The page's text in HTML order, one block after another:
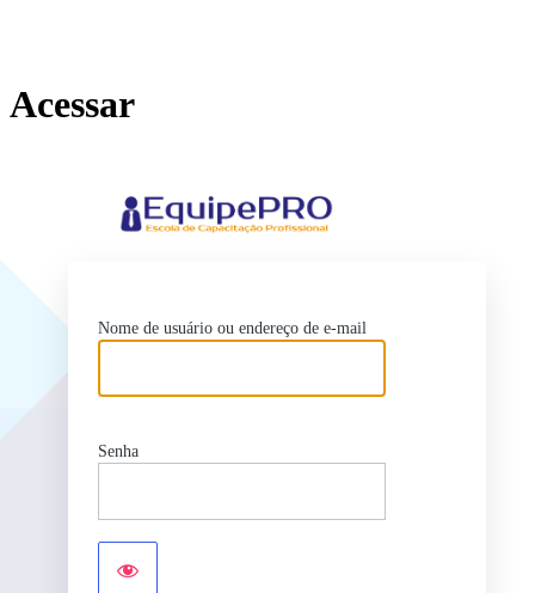
Acessar
Nome de usuário ou endereço de e-mail
Senha